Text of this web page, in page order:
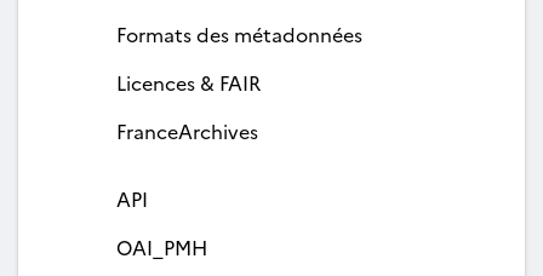
Formats des métadonnées
Licences & FAIR
FranceArchives
API
OAI_PMH